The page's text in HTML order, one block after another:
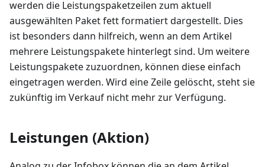
werden die Leistungspaketzeilen zum aktuell
ausgewählten Paket fett formatiert dargestellt. Dies
ist besonders dann hilfreich, wenn an dem Artikel
mehrere Leistungspakete hinterlegt sind. Um weitere
Leistungspakete zuzuordnen, können diese einfach
eingetragen werden. Wird eine Zeile gelöscht, steht sie
zukünftig im Verkauf nicht mehr zur Verfügung.
Leistungen (Aktion)